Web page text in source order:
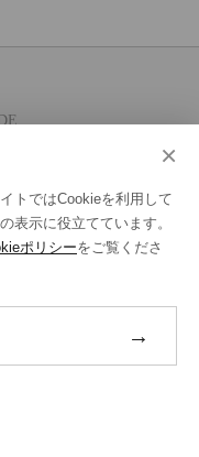
方法
×
トではCookieを利用して
表示に役立てています。
ポリシーをご覧くださ
→